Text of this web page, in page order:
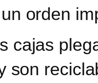
orden
cajas
son